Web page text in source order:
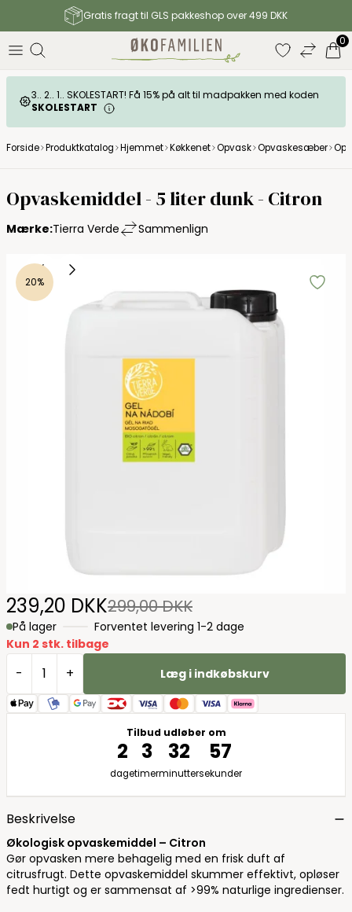
Gratis fragt til GLS pakkeshop over 499 DKK
0
3.. 2.. 1.. SKOLESTART! Få 15% på alt til madpakken med koden
SKOLESTART
Forside Produktkatalog Hjemmet Køkkenet Opvask Opvaskesæber
Tierra Verde
Opvaskemiddel - 5 liter dunk - Citron
Mærke:Tierra Verde Sammenlign
20%
239,20 DKK299,00 DKK
På lager
Forventet levering 1-2 dage
Kun 2 stk. tilbage
- + Læg i indkøbskurv
Tilbud udløber om
2
dage
3
timer
32
minutter
56
sekunder
Beskrivelse
Økologisk opvaskemiddel – Citron
Gør opvasken mere behagelig med en frisk duft af
citrusfrugt. Dette opvaskemiddel skummer effektivt, opløser
fedt hurtigt og er sammensat af >99% naturlige ingredienser.